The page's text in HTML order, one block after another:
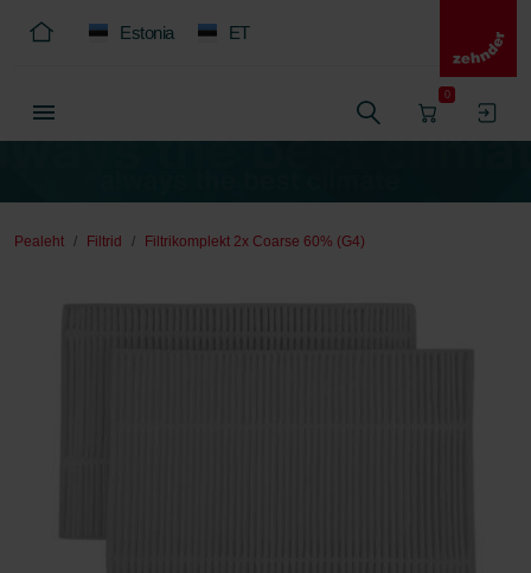
Estonia ET
0
Pealeht Filtrid Filtrikomplekt 2x Coarse 60% (G4)